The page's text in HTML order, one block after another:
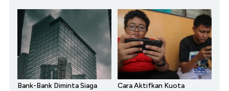
Bank-Bank Diminta Siaga
Cara Aktifkan Kuota